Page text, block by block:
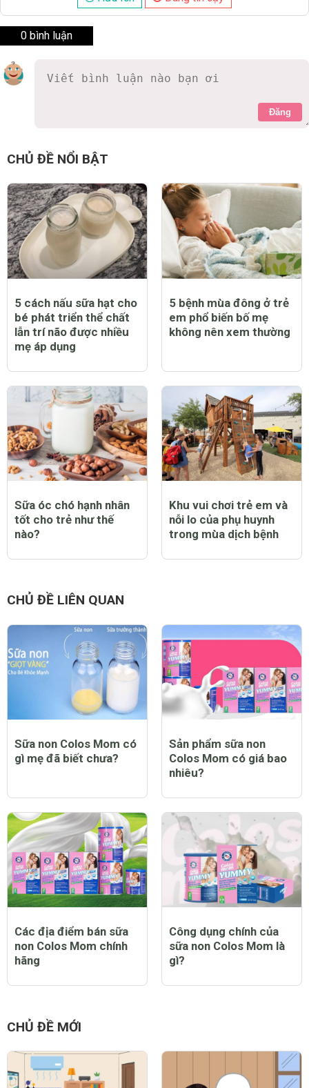
0 bình luận
Đăng
CHỦ ĐỀ NỔI BẬT
5 cách nấu sữa hạt cho
bé phát triển thể chất
lẫn trí não được nhiều
mẹ áp dụng
5 bệnh mùa đông ở trẻ
em phổ biến bố mẹ
không nên xem thường
Sữa óc chó hạnh nhân
tốt cho trẻ như thế
nào?
Khu vui chơi trẻ em và
nỗi lo của phụ huynh
trong mùa dịch bệnh
CHỦ ĐỀ LIÊN QUAN
Sữa non Colos Mom có
gì mẹ đã biết chưa?
Sản phẩm sữa non
Colos Mom có giá bao
nhiêu?
Các địa điểm bán sữa
non Colos Mom chính
hãng
Công dụng chính của
sữa non Colos Mom là
gì?
CHỦ ĐỀ MỚI